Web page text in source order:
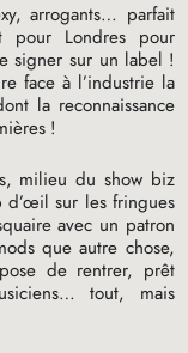
arrogants… parfait
Londres pour
signer sur un label !
face à l’industrie la
la reconnaissance
!
milieu du show biz
d’œil sur les fringues
avec un patron
que autre chose,
de rentrer, prêt
tout, mais